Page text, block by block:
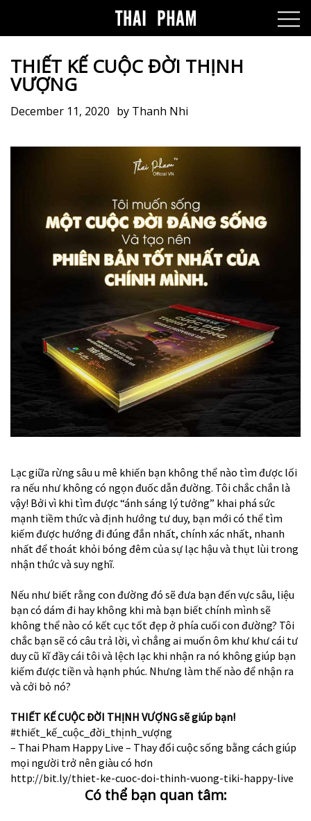
THIẾT KẾ CUỘC ĐỜI THỊNH
VƯỢNG
December 11, 2020 by Thanh Nhi
Lạc giữa rừng sâu u mê khiến bạn không thể nào tìm được lối
ra nếu như không có ngọn đuốc dẫn đường. Tôi chắc chắn là
vậy! Bởi vì khi tìm được “ánh sáng lý tưởng” khai phá sức
mạnh tiềm thức và định hướng tư duy, bạn mới có thể tìm
kiếm được hướng đi đúng đắn nhất, chính xác nhất, nhanh
nhất để thoát khỏi bóng đêm của sự lạc hậu và thụt lùi trong
nhận thức và suy nghĩ.
Nếu như biết rằng con đường đó sẽ đưa bạn đến vực sâu, liệu
bạn có dám đi hay không khi mà bạn biết chính mình sẽ
không thể nào có kết cục tốt đẹp ở phía cuối con đường? Tôi
chắc bạn sẽ có câu trả lời, vì chẳng ai muốn ôm khư khư cái tư
duy cũ kĩ đầy cái tôi và lệch lạc khi nhận ra nó không giúp bạn
kiếm được tiền và hạnh phúc. Nhưng làm thế nào để nhận ra
và cởi bỏ nó?
THIẾT KẾ CUỘC ĐỜI THỊNH VƯỢNG sẽ giúp bạn!
#thiết_kế_cuộc_đời_thịnh_vượng
– Thai Pham Happy Live – Thay đổi cuộc sống bằng cách giúp
mọi người trở nên giàu có hơn
http://bit.ly/thiet-ke-cuoc-doi-thinh-vuong-tiki-happy-live
Có thể bạn quan tâm: